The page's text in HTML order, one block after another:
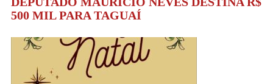
500 MIL PARA TAGUAÍ